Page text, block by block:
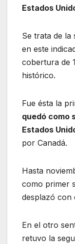
Estados
Se trata de la
en este
cobertura de
histórico.
Fue ésta la
quedó como
Estados
por Canadá.
Hasta
como primer
desplazó con
En el otro
retuvo la